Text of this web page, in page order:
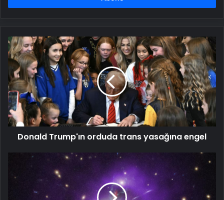
Donald
Trump'ın
orduda
trans
yasağına
engel
Donald Trump'ın orduda trans yasağına engel
teleskobu